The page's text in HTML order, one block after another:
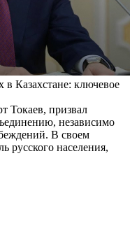
Казахстане: ключевое
Токаев, призвал
независимо
В своем
русского населения,